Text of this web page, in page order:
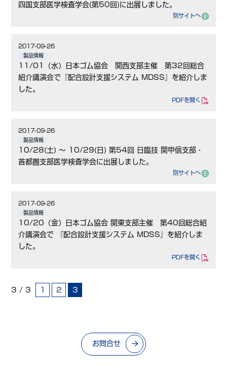
四国支部医学検査学会(第50回)に出展しました。
別サイトへ
2017-09-26
製品情報
11/01（水）日本ゴム協会 関西支部主催 第32回総合
紹介講演会で『配合設計支援システム MDSS』を紹介しま
した。
PDFを開く
2017-09-26
製品情報
10/28(土) ～ 10/29(日) 第54回 日臨技 関甲信支部・
首都圏支部医学検査学会に出展しました。
別サイトへ
2017-09-26
製品情報
10/20（金）日本ゴム協会 関東支部主催 第40回総合紹
介講演会で 『配合設計支援システム MDSS』を紹介しま
した。
PDFを開く
3 / 3 1 2 3
お問合せ